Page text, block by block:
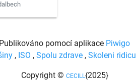
Publikováno pomocí aplikace Piwigo
, ISO , Spolu zdrave, Skoleni ridicu
Copyright © CECILL{2025}